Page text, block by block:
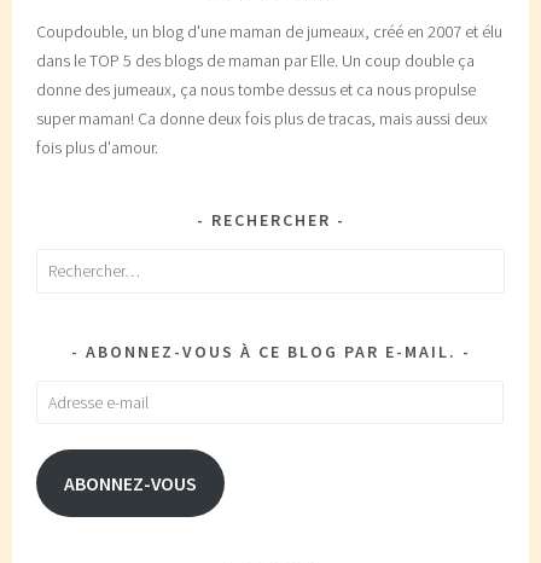
Coupdouble, un blog d'une maman de jumeaux, créé en 2007 et élu
dans le TOP 5 des blogs de maman par Elle. Un coup double ça
donne des jumeaux, ça nous tombe dessus et ca nous propulse
super maman! Ca donne deux fois plus de tracas, mais aussi deux
fois plus d'amour.
RECHERCHER
Rechercher :
ABONNEZ-VOUS À CE BLOG PAR E-MAIL.
Adresse
mail
ABONNEZ-VOUS